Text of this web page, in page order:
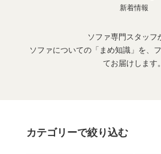
新着情報
ソファ専門スタッフ
ソファについての「まめ知識」を、
てお届けします。
カテゴリーで絞り込む